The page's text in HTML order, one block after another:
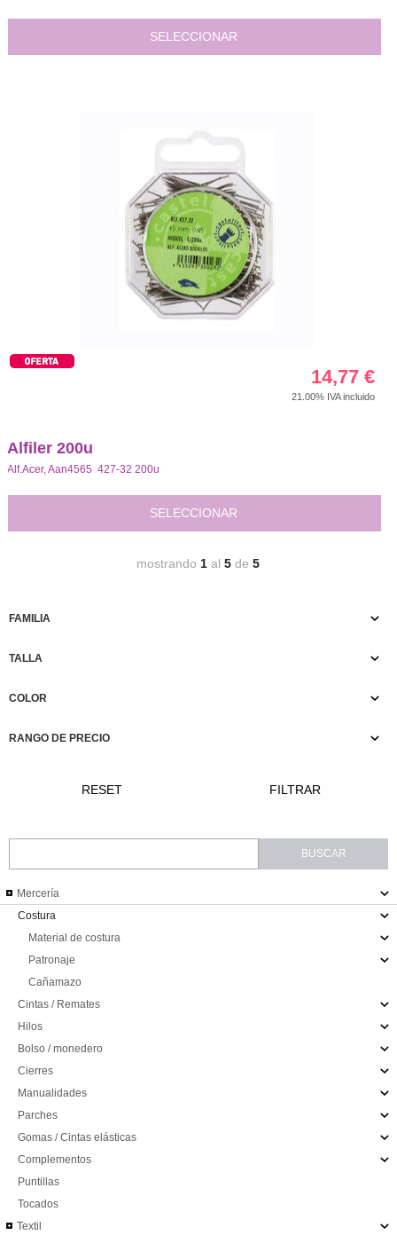
SELECCIONAR
14,77 €
21.00% IVA incluido
Alfiler 200u
Alf.Acer, Aan4565 427-32 200u
SELECCIONAR
mostrando 1 al5 de 5
FAMILIA
TALLA
COLOR
RANGO DE PRECIO
Mercería
Costura
Material de costura
Patronaje
Cañamazo
Cintas / Remates
Hilos
Bolso / monedero
Cierres
Manualidades
Parches
Gomas / Cintas elásticas
Complementos
Puntillas
Tocados
Textil